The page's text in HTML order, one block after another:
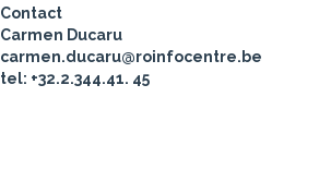
Contact
Carmen Ducaru
carmen.ducaru@roinfocentre.be
tel: +32.2.344.41. 45